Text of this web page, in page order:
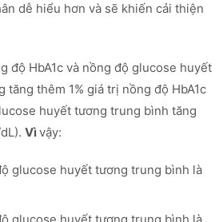
dễ hiểu hơn và sẽ khiến cải thiện
độ HbA1c và nồng độ glucose huyết
thêm 1% giá trị nồng độ HbA1c
huyết tương trung bình tăng
Vìvậy:
glucose huyết tương trung bình là